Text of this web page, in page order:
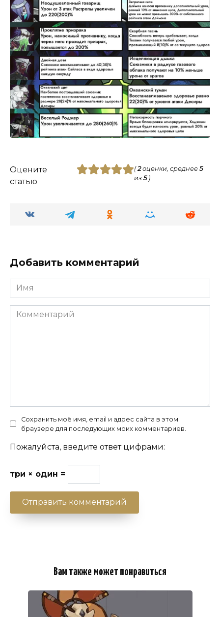
Оцените
статью
(2оценки, среднее 5
из 5)
Добавить комментарий
Имя
Комментарий
Сохранить моё имя, email и адрес сайта в этом
браузере для последующих моих комментариев.
Пожалуйста, введите ответ цифрами:
три × один =
Вам также может понравиться